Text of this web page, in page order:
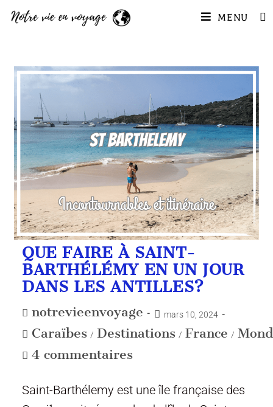
MENU
QUE FAIRE À SAINT-
BARTHÉLÉMY EN UN JOUR
DANS LES ANTILLES?
notrevieenvoyage mars 10, 2024
Caraïbes / Destinations / France /
4 commentaires
Saint-Barthélemy est une île française des